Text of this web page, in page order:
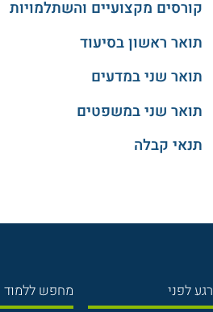
קורסים מקצועיים והשתלמויות
תואר ראשון בסיעוד
תואר שני במדעים
תואר שני במשפטים
תנאי קבלה
רגע לפני מחפש ללמוד